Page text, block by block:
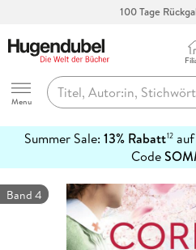
100 Tage
Hugendubel
Menu
Summer Sale: 13% Rabatt12auf
Code
erfahren
Band 4